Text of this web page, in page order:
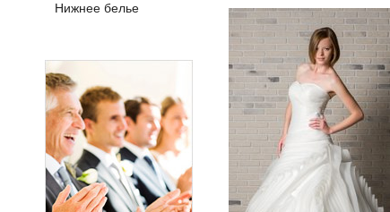
Нижнее белье